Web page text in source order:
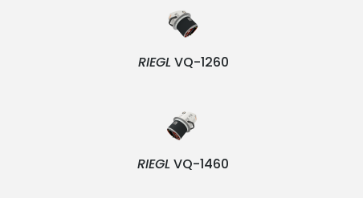
RIEGL VQ-1260
RIEGL VQ-1460